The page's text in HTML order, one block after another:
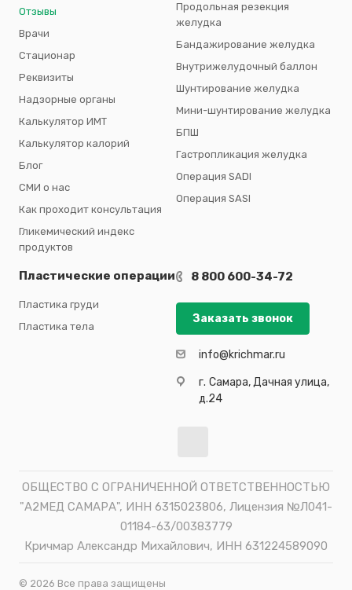
Отзывы
Врачи
Стационар
Реквизиты
Надзорные органы
Калькулятор ИМТ
Калькулятор калорий
Блог
СМИ о нас
Как проходит консультация
Гликемический индекс
продуктов
Продольная резекция
желудка
Бандажирование желудка
Внутрижелудочный баллон
Шунтирование желудка
Мини-шунтирование желудка
БПШ
Гастропликация желудка
Операция SADI
Операция SASI
Пластические операции
Пластика груди
Пластика тела
8 800 600-34-72
Заказать звонок
info@krichmar.ru
г. Самара, Дачная улица,
д.24
ОБЩЕСТВО С ОГРАНИЧЕННОЙ ОТВЕТСТВЕННОСТЬЮ
"А2МЕД САМАРА", ИНН 6315023806, Лицензия №Л041-
01184-63/00383779
Кричмар Александр Михайлович, ИНН 631224589090
© 2026 Все права защищены